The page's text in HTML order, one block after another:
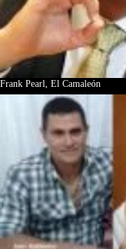
Frank Pearl, El Camaleón